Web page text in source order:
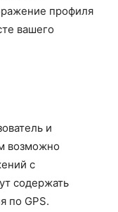
профиля
вашего
и
возможно
с
содержать
по GPS.